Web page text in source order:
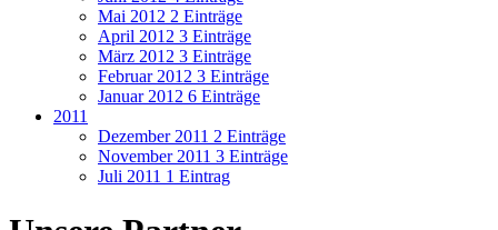
Mai 2012 2 Einträge
April 2012 3 Einträge
März 2012 3 Einträge
Februar 2012 3 Einträge
Januar 2012 6 Einträge
2011
Dezember 2011 2 Einträge
November 2011 3 Einträge
Juli 2011 1 Eintrag